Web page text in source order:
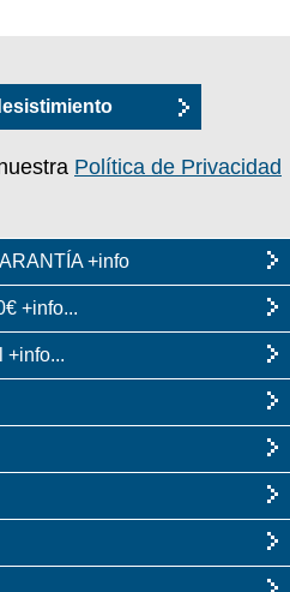
Política de Privacidad
+info
+info...
+info...